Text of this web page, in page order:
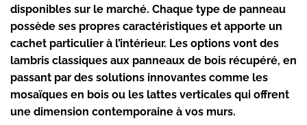
disponibles sur le marché. Chaque type de panneau
possède ses propres caractéristiques et apporte un
cachet particulier à l’intérieur. Les options vont des
lambris classiques aux panneaux de bois récupéré, en
passant par des solutions innovantes comme les
mosaïques en bois ou les lattes verticales qui offrent
une dimension contemporaine à vos murs.